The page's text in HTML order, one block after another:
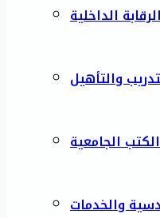
الداخلية
والتأهيل
الجامعية
والخدمات